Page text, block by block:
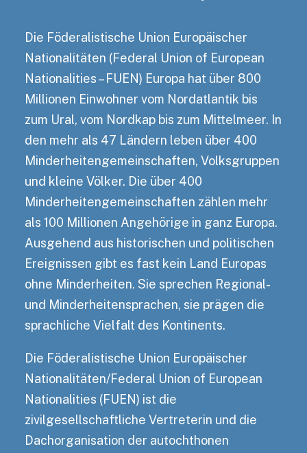
Die Föderalistische Union Europäischer
Nationalitäten (Federal Union of European
Nationalities – FUEN) Europa hat über 800
Millionen Einwohner vom Nordatlantik bis
zum Ural, vom Nordkap bis zum Mittelmeer. In
den mehr als 47 Ländern leben über 400
Minderheitengemeinschaften, Volksgruppen
und kleine Völker. Die über 400
Minderheitengemeinschaften zählen mehr
als 100 Millionen Angehörige in ganz Europa.
Ausgehend aus historischen und politischen
Ereignissen gibt es fast kein Land Europas
ohne Minderheiten. Sie sprechen Regional-
und Minderheitensprachen, sie prägen die
sprachliche Vielfalt des Kontinents.
Die Föderalistische Union Europäischer
Nationalitäten/Federal Union of European
Nationalities (FUEN) ist die
zivilgesellschaftliche Vertreterin und die
Dachorganisation der autochthonen